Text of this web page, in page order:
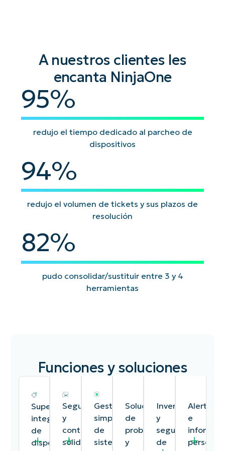
A nuestros clientes les
encanta NinjaOne
95
95%
redujo el tiempo dedicado al parcheo de
dispositivos
94
94%
redujo el volumen de tickets y sus plazos de
resolución
82
82%
pudo consolidar/sustituir entre 3 y 4
herramientas
Funciones y soluciones
Supervisión
integral
de
dispositivos
Seguridad
y
control
sólidos
Gestión
simplificada
de
sistemas
Solución
de
problemas
y
Inventario
y
seguimiento
de
Alertas
e
informes